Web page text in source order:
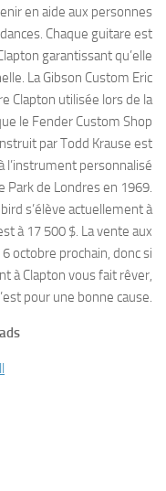
en aide aux personnes
Chaque guitare est
garantissant qu’elle
La Gibson Custom Eric
Clapton utilisée lors de la
le Fender Custom Shop
par Todd Krause est
l’instrument personnalisé
Park de Londres en 1969.
s’élève actuellement à
à 17 500 $. La vente aux
octobre prochain, donc si
à Clapton vous fait rêver,
pour une bonne cause.